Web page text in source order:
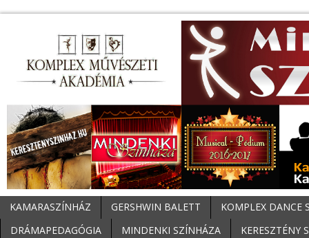
KAMARASZÍNHÁZ GERSHWIN BALETT
KOMPLEX DANCE
DRÁMAPEDAGÓGIA
MINDENKI SZÍNHÁZA KERESZTÉNY